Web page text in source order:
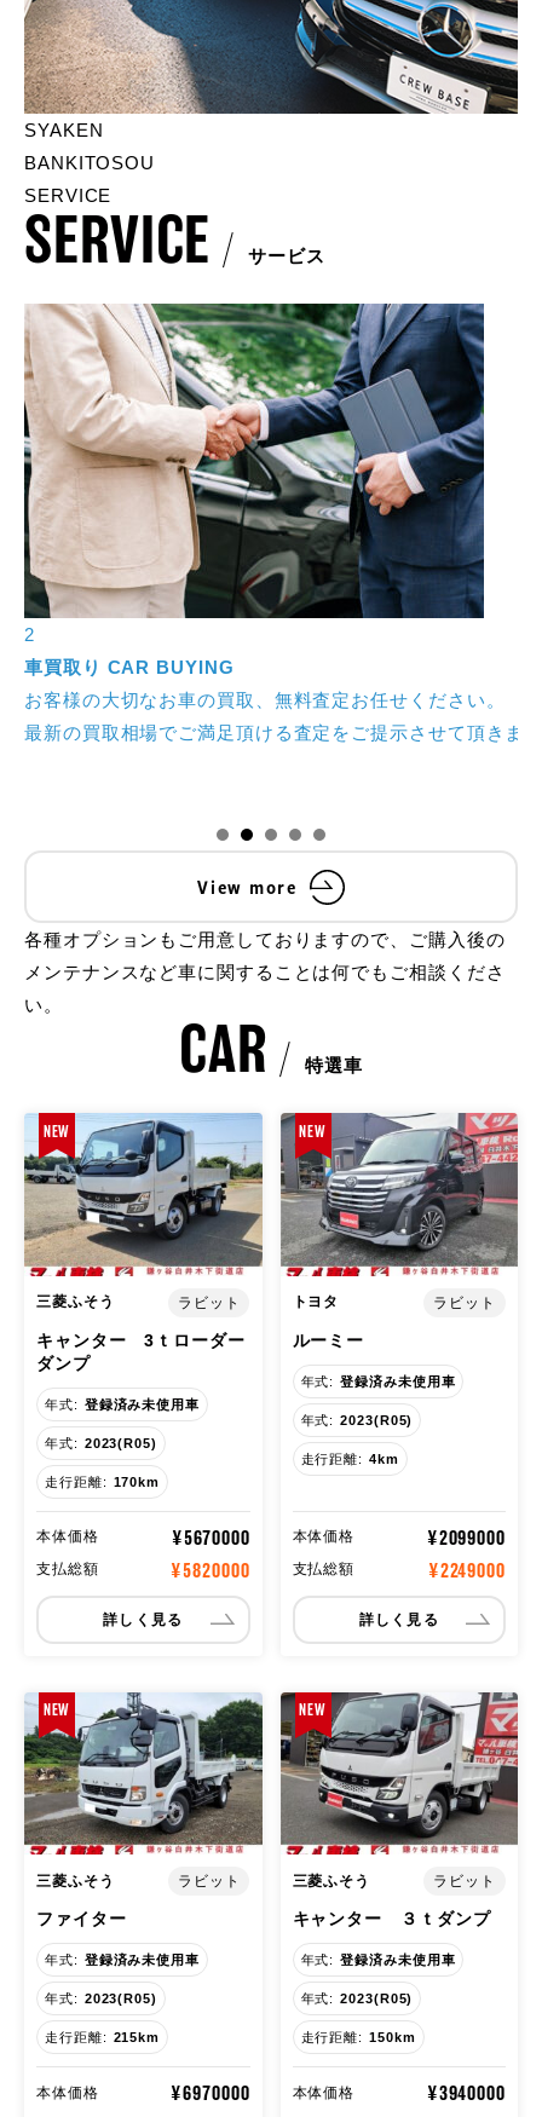
SYAKEN
BANKITOSOU
SERVICE
SERVICE サービス
。
3
車検 CAR INSPECTION
お客様に安心したカーライフをお過ごし頂く為、迅速かつ
また、当グループ会社にて安い！早い！安心！なマッハ車
View more
各種オプションもご用意しておりますので、ご購入後の
メンテナンスなど車に関することは何でもご相談くださ
い。
CAR 特選車
NEW
三菱ふそう ラビット
キャンター 3ｔローダー
ダンプ
年式: 登録済み未使用車
年式: 2023(R05)
走行距離: 170km
本体価格 ¥5670000
支払総額 ¥5820000
詳しく見る
NEW
トヨタ ラビット
ルーミー
年式: 登録済み未使用車
年式: 2023(R05)
走行距離: 4km
本体価格 ¥2099000
支払総額 ¥2249000
詳しく見る
NEW
三菱ふそう ラビット
ファイター
年式: 登録済み未使用車
年式: 2023(R05)
走行距離: 215km
本体価格 ¥6970000
NEW
三菱ふそう ラビット
キャンター ３ｔダンプ
年式: 登録済み未使用車
年式: 2023(R05)
走行距離: 150km
本体価格 ¥3940000